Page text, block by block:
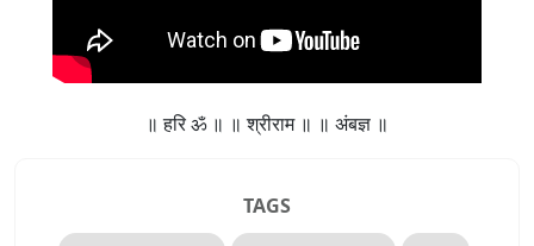
॥ हरि ॐ ॥ ॥ श्रीराम ॥ ॥ अंबज्ञ ॥
TAGS